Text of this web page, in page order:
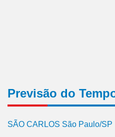
Previsão do
SÃO CARLOS São Paulo/SP